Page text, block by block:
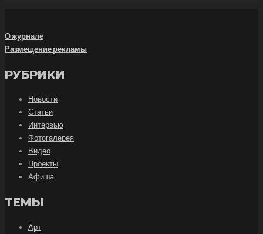
О журнале
Размещение рекламы
РУБРИКИ
Новости
Статьи
Интервью
Фотогалерея
Видео
Проекты
Афиша
ТЕМЫ
Арт